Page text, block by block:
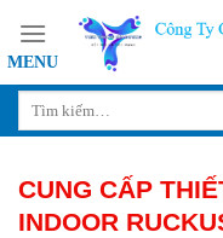
content
CUNG CẤP
INDOOR